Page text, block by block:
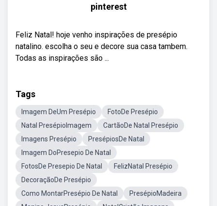
pinterest
Feliz Natal! hoje venho inspirações de presépio
natalino. escolha o seu e decore sua casa tambem.
Todas as inspirações são ...
Tags
Imagem DeUm Presépio
FotoDe Presépio
Natal PresépioImagem
CartãoDe Natal Presépio
Imagens Presépio
PresépiosDe Natal
Imagem DoPresepio De Natal
FotosDe Presepio De Natal
FelizNatal Presépio
DecoraçãoDe Presépio
Como MontarPresépio De Natal
PresépioMadeira